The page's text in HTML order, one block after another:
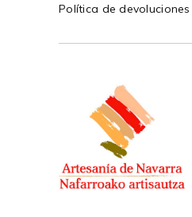
Política de devoluciones